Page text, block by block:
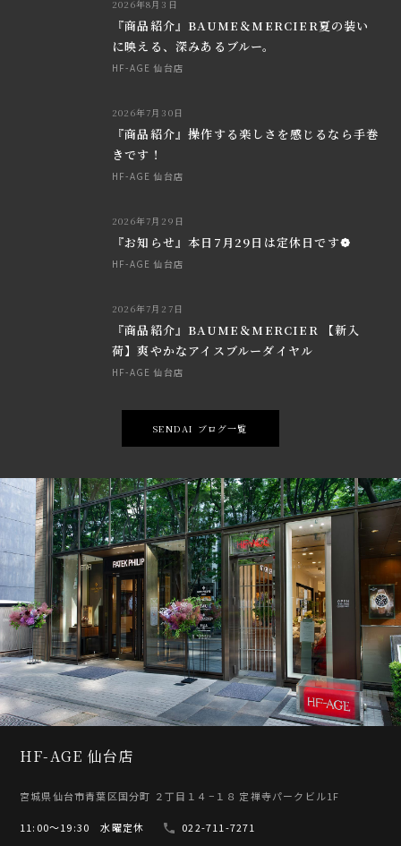
2026年8月3日
『商品紹介』BAUME＆MERCIER夏の装い
に映える、深みあるブルー。
HF-AGE 仙台店
2026年7月30日
『商品紹介』操作する楽しさを感じるなら手巻
きです！
HF-AGE 仙台店
2026年7月29日
『お知らせ』本日7月29日は定休日です❁
HF-AGE 仙台店
2026年7月27日
『商品紹介』BAUME＆MERCIER 【新入
荷】爽やかなアイスブルーダイヤル
HF-AGE 仙台店
SENDAI ブログ一覧
HF-AGE 仙台店
宮城県仙台市青葉区国分町 ２丁目１４−１８ 定禅寺パークビル1F
11:00〜19:30 水曜定休
022-711-7271